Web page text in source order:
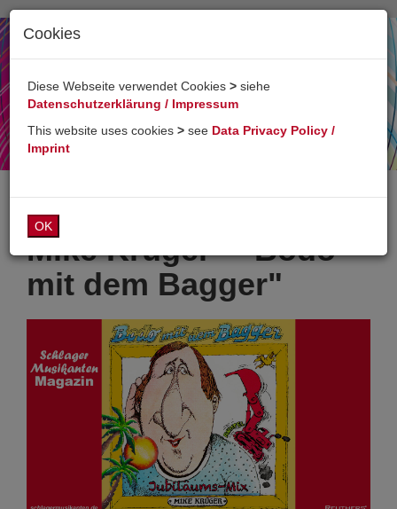
Toggle
Mike Krüger - "Bodo
mit dem Bagger"
Cookies
Diese Webseite verwendet Cookies > siehe
Datenschutzerklärung / Impressum
This website uses cookies > see Data Privacy Policy /
Imprint
OK